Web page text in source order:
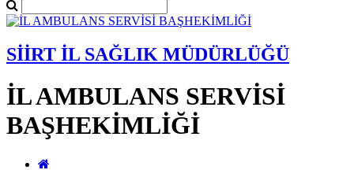
SİİRT İL SAĞLIK MÜDÜRLÜĞÜ
İL AMBULANS SERVİSİ
BAŞHEKİMLİĞİ